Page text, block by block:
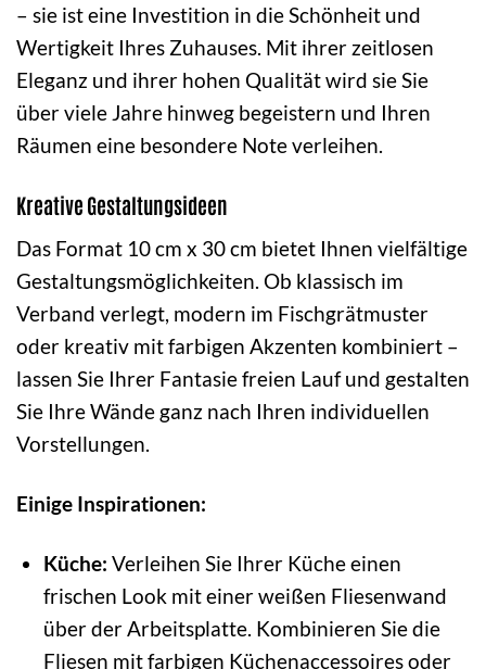
– sie ist eine Investition in die Schönheit und
Wertigkeit Ihres Zuhauses. Mit ihrer zeitlosen
Eleganz und ihrer hohen Qualität wird sie Sie
über viele Jahre hinweg begeistern und Ihren
Räumen eine besondere Note verleihen.
Kreative Gestaltungsideen
Das Format 10 cm x 30 cm bietet Ihnen vielfältige
Gestaltungsmöglichkeiten. Ob klassisch im
Verband verlegt, modern im Fischgrätmuster
oder kreativ mit farbigen Akzenten kombiniert –
lassen Sie Ihrer Fantasie freien Lauf und gestalten
Sie Ihre Wände ganz nach Ihren individuellen
Vorstellungen.
Einige Inspirationen:
Küche: Verleihen Sie Ihrer Küche einen
frischen Look mit einer weißen Fliesenwand
über der Arbeitsplatte. Kombinieren Sie die
Fliesen mit farbigen Küchenaccessoires oder